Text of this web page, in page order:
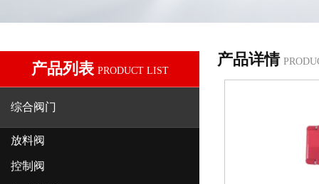
产品列表 PRODUCT LIST
综合阀门
放料阀
控制阀
产品详情